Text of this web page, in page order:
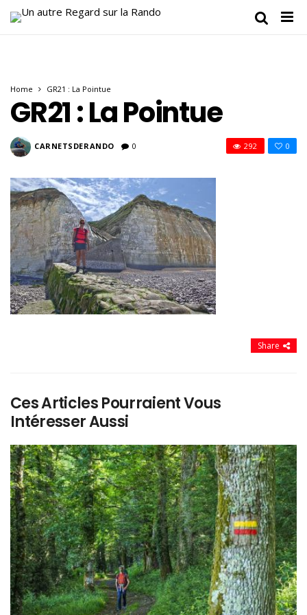
Home GR21 : La Pointue
GR21 : La Pointue
CARNETSDERANDO 0 0
292
Share
Ces Articles Pourraient Vous
Intéresser Aussi